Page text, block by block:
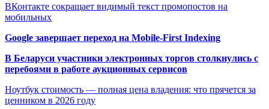
ВКонтакте сокращает видимый текст промопостов на
мобильных
Google завершает переход на Mobile-First Indexing
В Беларуси участники электронных торгов столкнулись с
перебоями в работе аукционных сервисов
Ноутбук стоимость — полная цена владения: что прячется за
ценником в 2026 году